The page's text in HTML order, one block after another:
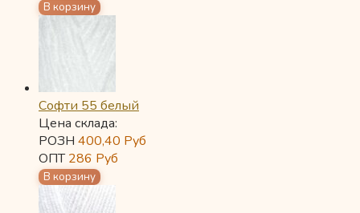
Софти 55 белый
Цена склада:
РОЗН 400,40 Руб
ОПТ286 Руб